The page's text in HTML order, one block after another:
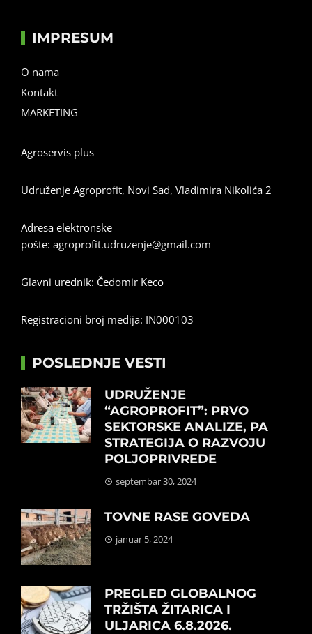
IMPRESUM
O nama
Kontakt
MARKETING
Agroservis plus
Udruženje Agroprofit, Novi Sad, Vladimira Nikolića 2
Adresa elektronske
pošte: agroprofit.udruzenje@gmail.com
Glavni urednik: Čedomir Keco
Registracioni broj medija: IN000103
POSLEDNJE VESTI
UDRUŽENJE
“AGROPROFIT”: PRVO
SEKTORSKE ANALIZE, PA
STRATEGIJA O RAZVOJU
POLJOPRIVREDE
septembar 30, 2024
TOVNE RASE GOVEDA
januar 5, 2024
PREGLED GLOBALNOG
TRŽIŠTA ŽITARICA I
ULJARICA 6.8.2026.